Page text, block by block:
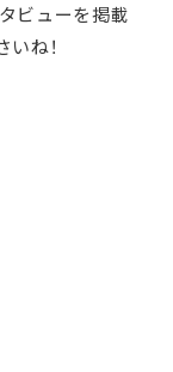
ビューを掲載
ね！